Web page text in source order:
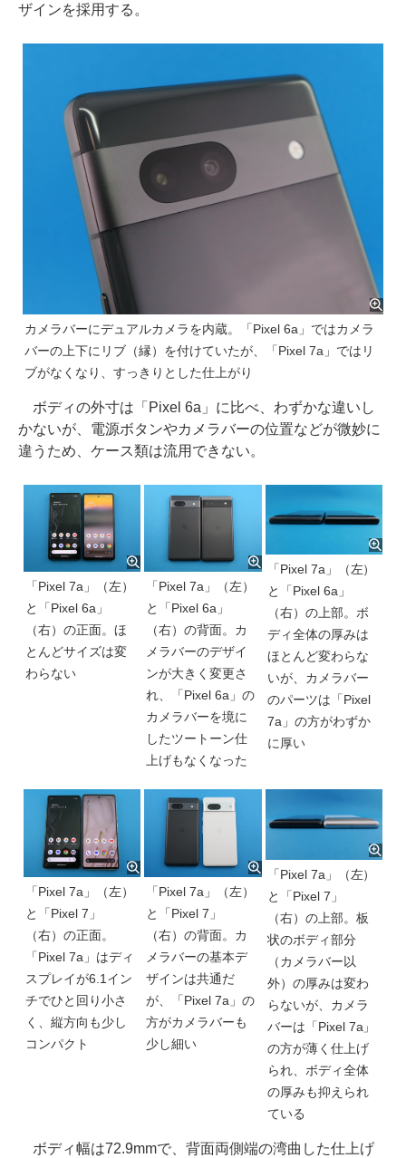
ザインを採用する。
カメラバーにデュアルカメラを内蔵。「Pixel 6a」ではカメラ
バーの上下にリブ（縁）を付けていたが、「Pixel 7a」ではリ
ブがなくなり、すっきりとした仕上がり
ボディの外寸は「Pixel 6a」に比べ、わずかな違いし
かないが、電源ボタンやカメラバーの位置などが微妙に
違うため、ケース類は流用できない。
「Pixel 7a」（左）
と「Pixel 6a」
（右）の正面。ほ
とんどサイズは変
わらない
「Pixel 7a」（左）
と「Pixel 6a」
（右）の背面。カ
メラバーのデザイ
ンが大きく変更さ
れ、「Pixel 6a」の
カメラバーを境に
したツートーン仕
上げもなくなった
「Pixel 7a」（左）
と「Pixel 6a」
（右）の上部。ボ
ディ全体の厚みは
ほとんど変わらな
いが、カメラバー
のパーツは「Pixel
7a」の方がわずか
に厚い
「Pixel 7a」（左）
と「Pixel 7」
（右）の正面。
「Pixel 7a」はディ
スプレイが6.1イン
チでひと回り小さ
く、縦方向も少し
コンパクト
「Pixel 7a」（左）
と「Pixel 7」
（右）の背面。カ
メラバーの基本デ
ザインは共通だ
が、「Pixel 7a」の
方がカメラバーも
少し細い
「Pixel 7a」（左）
と「Pixel 7」
（右）の上部。板
状のボディ部分
（カメラバー以
外）の厚みは変わ
らないが、カメラ
バーは「Pixel 7a」
の方が薄く仕上げ
られ、ボディ全体
の厚みも抑えられ
ている
ボディ幅は72.9mmで、背面両側端の湾曲した仕上げ